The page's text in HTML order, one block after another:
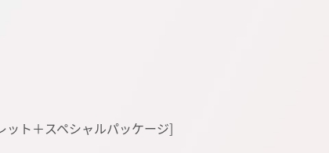
ット＋スペシャルパッケージ]